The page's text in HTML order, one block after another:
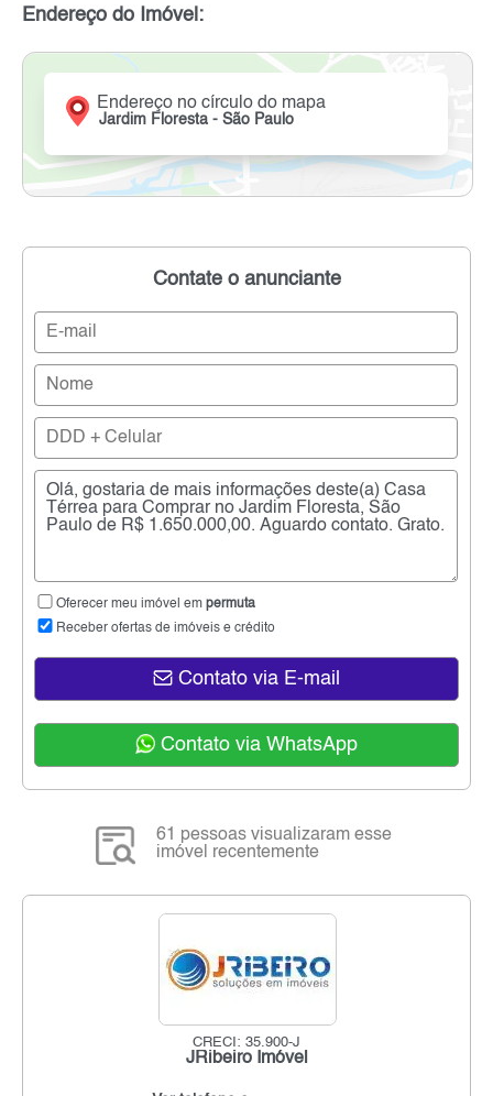
Endereço do Imóvel:
Endereço no círculo do mapa
Jardim Floresta - São Paulo
Contate o anunciante
Oferecer meu imóvel em permuta
Receber ofertas de imóveis e crédito
Contato via E-mail
Contato via WhatsApp
61 pessoas visualizaram esse
imóvel recentemente
CRECI: 35.900-J
JRibeiro Imóvel